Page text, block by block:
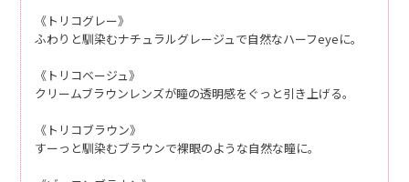
《トリコグレー》
ふわりと馴染むナチュラルグレージュで自然なハーフeyeに。
《トリコベージュ》
クリームブラウンレンズが瞳の透明感をぐっと引き上げる。
《トリコブラウン》
すーっと馴染むブラウンで裸眼のような自然な瞳に。